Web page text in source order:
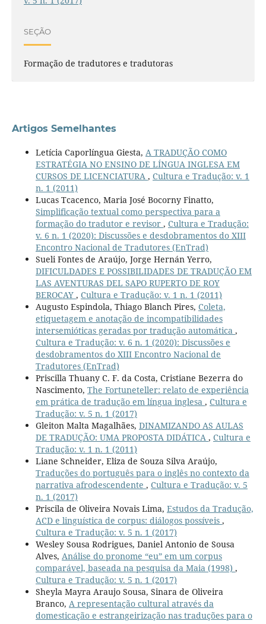
SEÇÃO
Formação de tradutores e tradutoras
Artigos Semelhantes
Letícia Caporlíngua Giesta, A TRADUÇÃO COMO
ESTRATÉGIA NO ENSINO DE LÍNGUA INGLESA EM
CURSOS DE LICENCIATURA , Cultura e Tradução: v. 1
n. 1 (2011)
Lucas Tcacenco, Maria José Bocorny Finatto,
Simplificação textual como perspectiva para a
formação do tradutor e revisor , Cultura e Tradução:
v. 6 n. 1 (2020): Discussões e desdobramentos do XIII
Encontro Nacional de Tradutores (EnTrad)
Sueli Fontes de Araújo, Jorge Hernán Yerro,
DIFICULDADES E POSSIBILIDADES DE TRADUÇÃO EM
LAS AVENTURAS DEL SAPO RUPERTO DE ROY
BEROCAY , Cultura e Tradução: v. 1 n. 1 (2011)
Augusto Espindola, Thiago Blanch Pires, Coleta,
etiquetagem e anotação de incompatibilidades
intersemióticas geradas por tradução automática ,
Cultura e Tradução: v. 6 n. 1 (2020): Discussões e
desdobramentos do XIII Encontro Nacional de
Tradutores (EnTrad)
Priscilla Thuany C. F. da Costa, Cristiane Bezerra do
Nascimento, The Fortuneteller: relato de experiência
em prática de tradução em língua inglesa , Cultura e
Tradução: v. 5 n. 1 (2017)
Gleiton Malta Magalhães, DINAMIZANDO AS AULAS
DE TRADUÇÃO: UMA PROPOSTA DIDÁTICA , Cultura e
Tradução: v. 1 n. 1 (2011)
Liane Schneider, Eliza de Souza Silva Araújo,
Traduções do português para o inglês no contexto da
narrativa afrodescendente , Cultura e Tradução: v. 5
n. 1 (2017)
Priscila de Oliveira Novais Lima, Estudos da Tradução,
ACD e linguística de corpus: diálogos possíveis ,
Cultura e Tradução: v. 5 n. 1 (2017)
Wesley Sousa Rodrigues, Daniel Antonio de Sousa
Alves, Análise do pronome “eu” em um corpus
comparável, baseada na pesquisa da Maia (1998) ,
Cultura e Tradução: v. 5 n. 1 (2017)
Sheyla Mayra Araujo Sousa, Sinara de Oliveira
Branco, A representação cultural através da
domesticação e estrangeirização nas traduções para o